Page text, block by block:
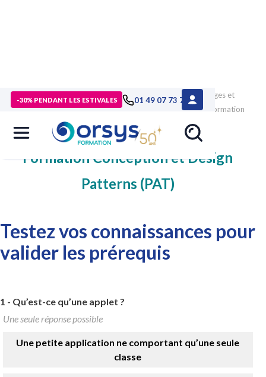
-30% PENDANT LES ESTIVALES 01 49 07 73 73
> Technologies numériques
formation Langages et
développement>formation Usine logicielle : conception>
formation
Conception et Design Patterns > test-prérequis
Formation Conception et Design
Patterns (PAT)
Testez vos connaissances pour
valider les prérequis
1 - Qu’est-ce qu’une applet ?
Une seule réponse possible
Une petite application ne comportant qu’une seule
classe